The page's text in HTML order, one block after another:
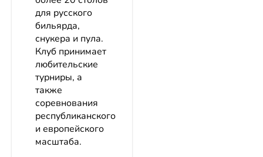
для русского
бильярда,
снукера и пула.
Клуб принимает
любительские
турниры, а
также
соревнования
республиканского
и европейского
масштаба.